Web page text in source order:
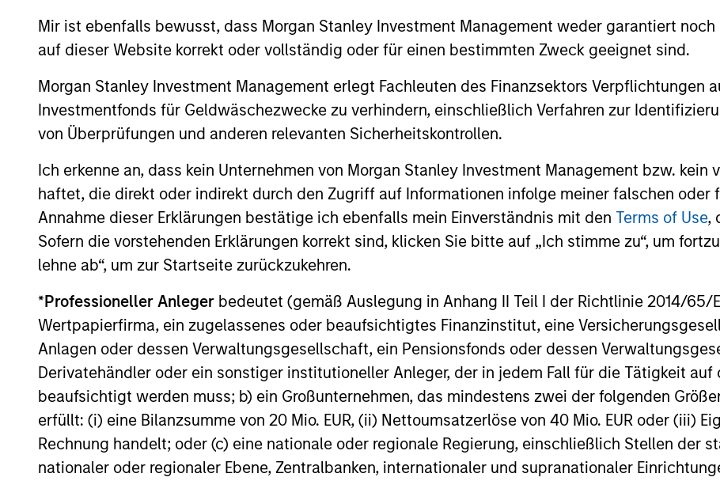
Mir ist ebenfalls bewusst, dass Morgan Stanley Investment Management weder garantiert
auf dieser Website korrekt oder vollständig oder für einen bestimmten Zweck geeignet sind.
Morgan Stanley Investment Management erlegt Fachleuten des Finanzsektors Verpflichtungen
Investmentfonds für Geldwäschezwecke zu verhindern, einschließlich Verfahren zur
von Überprüfungen und anderen relevanten Sicherheitskontrollen.
Ich erkenne an, dass kein Unternehmen von Morgan Stanley Investment Management bzw. kein
haftet, die direkt oder indirekt durch den Zugriff auf Informationen infolge meiner falschen oder
Annahme dieser Erklärungen bestätige ich ebenfalls mein Einverständnis mit den Terms of Use,
Sofern die vorstehenden Erklärungen korrekt sind, klicken Sie bitte auf „Ich stimme zu“, um
lehne ab“, um zur Startseite zurückzukehren.
*Professioneller Anleger bedeutet (gemäß Auslegung in Anhang II Teil I der Richtlinie 2014/65/
Wertpapierfirma, ein zugelassenes oder beaufsichtigtes Finanzinstitut, eine
Anlagen oder dessen Verwaltungsgesellschaft, ein Pensionsfonds oder dessen
Derivatehändler oder ein sonstiger institutioneller Anleger, der in jedem Fall für die Tätigkeit
beaufsichtigt werden muss; b) ein Großunternehmen, das mindestens zwei der folgenden
erfüllt: (i) eine Bilanzsumme von 20 Mio. EUR, (ii) Nettoumsatzerlöse von 40 Mio. EUR oder (iii)
Rechnung handelt; oder (c) eine nationale oder regionale Regierung, einschließlich Stellen der
nationaler oder regionaler Ebene, Zentralbanken, internationaler und supranationaler
The MSIM Quantitative
Duration Strategy Model: A
Managing Interest Rates
Quantitative Duration Strategy Model, one
of the proprietary tools the team uses to
enhance their investment process, as it
identifying and processing relevant and
important data.
Broad Markets Fixed Income
Multi-Sector Playbook: A
Dispersion
watching for the rest of 2026? The Broad
Markets Fixed Income team explores the
key issues.
Video:
Watch our
navigated
for income
and
May not represent all Team Members.
The information on this page is for informational purposes only. The information contained herein does not
offering of advisory services or an offer to sell or a solicitation of an offer to buy any securities in any
purchase or sale would be unlawful under the securities, insurance or other laws of such jurisdiction.
All investing involves risks, including a loss of principal.
Please refer to the strategy detail page for important information on the strategy, including additional risk